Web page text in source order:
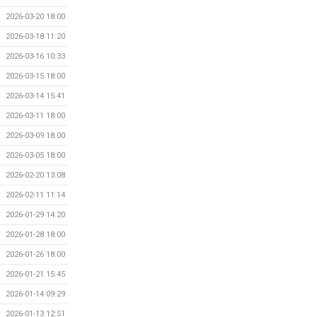
2026-03-20 18:00
2026-03-18 11:20
2026-03-16 10:33
2026-03-15 18:00
2026-03-14 15:41
2026-03-11 18:00
2026-03-09 18:00
2026-03-05 18:00
2026-02-20 13:08
2026-02-11 11:14
2026-01-29 14:20
2026-01-28 18:00
2026-01-26 18:00
2026-01-21 15:45
2026-01-14 09:29
2026-01-13 12:51